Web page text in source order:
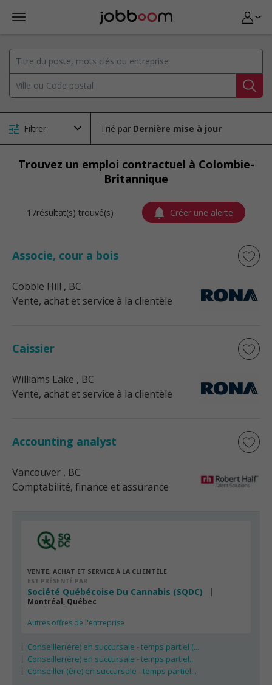
Filtrer Trié par
Trouvez un emploi contractuel à Colombie-
Britannique
17résultat(s) trouvé(s) Créer une alerte
Associe, cour a bois
Cobble Hill , BC
Vente, achat et service à la clientèle
Caissier
Williams Lake , BC
Vente, achat et service à la clientèle
Accounting analyst
Vancouver , BC
Comptabilité, finance et assurance
VENTE, ACHAT ET SERVICE À LA CLIENTÈLE
EST PRÉSENTÉ PAR
Société Québécoise Du Cannabis (SQDC)
Montréal, Québec
Autres offres de l'entreprise
Conseiller(ère) en succursale - temps partiel (...
Conseiller(ère) en succursale - temps partiel...
Conseiller (ère) en succursale - temps partiel...